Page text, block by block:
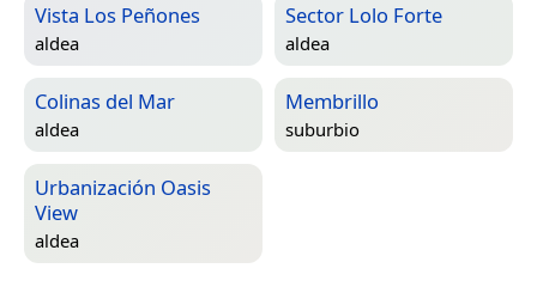
Vista Los Peñones
aldea
Sector Lolo Forte
aldea
Colinas del Mar
aldea
Membrillo
suburbio
Urbanización Oasis
View
aldea